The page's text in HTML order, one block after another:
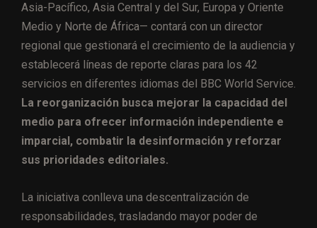
Asia-Pacífico, Asia Central y del Sur, Europa y Oriente
Medio y Norte de África— contará con un director
regional que gestionará el crecimiento de la audiencia y
establecerá líneas de reporte claras para los 42
servicios en diferentes idiomas del BBC World Service.
La reorganización busca mejorar la capacidad del
medio para ofrecer información independiente e
imparcial, combatir la desinformación y reforzar
sus prioridades editoriales.
La iniciativa conlleva una descentralización de
responsabilidades, trasladando mayor poder de